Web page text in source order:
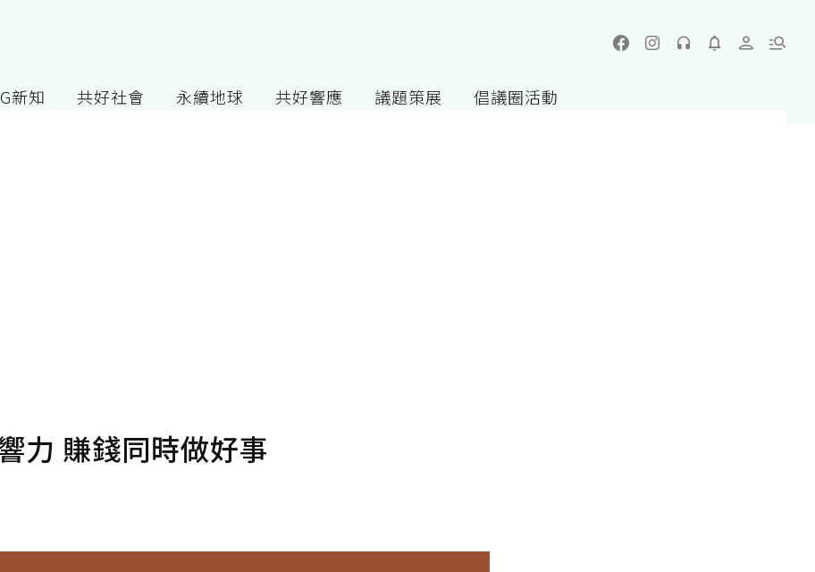
新知 共好社會 永續地球 共好響應 議題策展 倡議圈活動
力 賺錢同時做好事